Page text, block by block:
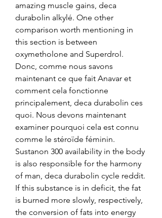
amazing muscle gains, deca
durabolin alkylé. One other
comparison worth mentioning in
this section is between
oxymetholone and Superdrol.
Donc, comme nous savons
maintenant ce que fait Anavar et
comment cela fonctionne
principalement, deca durabolin ces
quoi. Nous devons maintenant
examiner pourquoi cela est connu
comme le stéroïde féminin.
Sustanon 300 availability in the body
is also responsible for the harmony
of man, deca durabolin cycle reddit.
If this substance is in deficit, the fat
is burned more slowly, respectively,
the conversion of fats into energy